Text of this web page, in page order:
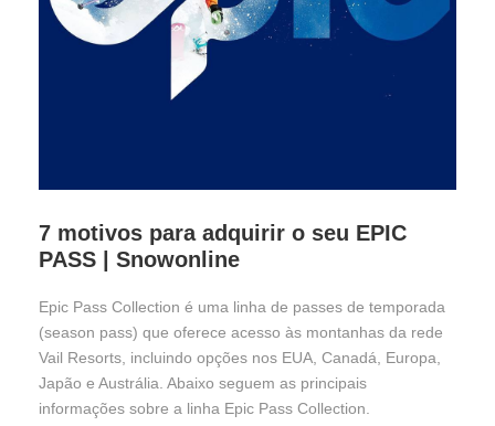
7 motivos para adquirir o seu EPIC
PASS | Snowonline
Epic Pass Collection é uma linha de passes de temporada
(season pass) que oferece acesso às montanhas da rede
Vail Resorts, incluindo opções nos EUA, Canadá, Europa,
Japão e Austrália. Abaixo seguem as principais
informações sobre a linha Epic Pass Collection.